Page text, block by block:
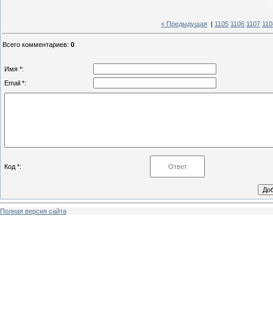
« Предыдущая 1105 1106 1107
Всего комментариев: 0
Имя *:
Email *:
Код *:
Полная версия сайта